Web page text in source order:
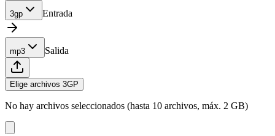
3gp Entrada
mp3 Salida
Elige archivos 3GP
No hay archivos seleccionados (hasta 10 archivos, máx. 2 GB)